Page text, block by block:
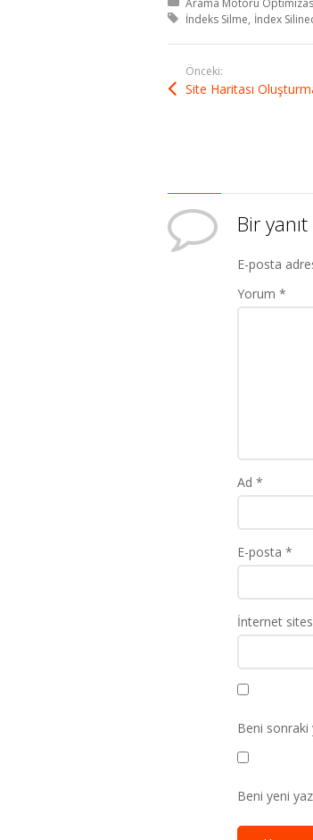
Etiket:
İndeks Silme İndex
Önceki:
Bir yanıt
E-posta
Yorum *
Ad *
E-posta *
İnternet
Beni sonraki
Beni yeni